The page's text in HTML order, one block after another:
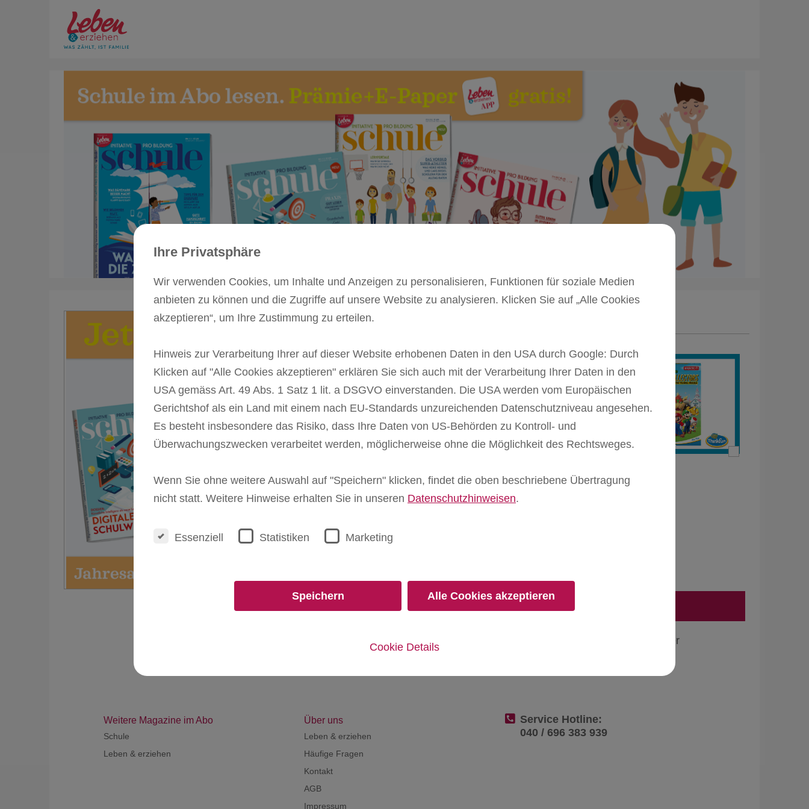
Beschreibung Ausgaben:
4 Ausgaben Schule + E-Paper
Das Abonnement beginnt mit Vertragsabschluss und läuft für die im Rahmen
danach weiterlesen möchte, müssen Sie nichts weiter tun. Die Bezugszeit
verlängert sich dann jeweils um ein Jahr zu den aktuell gültigen Konditionen.
Weitere Magazine im Abo
Schule
Leben & erziehen
Über uns
Leben & erziehen
Häufige Fragen
Kontakt
AGB
Impressum
Service Hotline:
040 / 696 383 939
Ihre Privatsphäre
Wir verwenden Cookies, um Inhalte und Anzeigen zu personalisieren, Funktionen für soziale Medien
anbieten zu können und die Zugriffe auf unsere Website zu analysieren. Klicken Sie auf „Alle Cookies
akzeptieren“, um Ihre Zustimmung zu erteilen.
Hinweis zur Verarbeitung Ihrer auf dieser Website erhobenen Daten in den USA durch Google: Durch
Klicken auf "Alle Cookies akzeptieren" erklären Sie sich auch mit der Verarbeitung Ihrer Daten in den
USA gemäss Art. 49 Abs. 1 Satz 1 lit. a DSGVO einverstanden. Die USA werden vom Europäischen
Gerichtshof als ein Land mit einem nach EU-Standards unzureichenden Datenschutzniveau angesehen.
Es besteht insbesondere das Risiko, dass Ihre Daten von US-Behörden zu Kontroll- und
Überwachungszwecken verarbeitet werden, möglicherweise ohne die Möglichkeit des Rechtsweges.
Wenn Sie ohne weitere Auswahl auf "Speichern" klicken, findet die oben beschriebene Übertragung
nicht statt. Weitere Hinweise erhalten Sie in unseren Datenschutzhinweisen.
Essenziell Statistiken Marketing
Speichern Alle Cookies akzeptieren
Cookie Details